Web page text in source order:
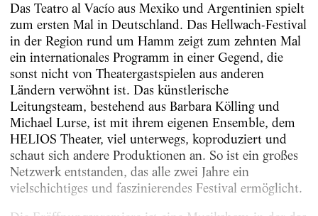
Das Teatro al Vacío aus Mexiko und Argentinien spielt
zum ersten Mal in Deutschland. Das Hellwach-Festival
in der Region rund um Hamm zeigt zum zehnten Mal
ein internationales Programm in einer Gegend, die
sonst nicht von Theatergastspielen aus anderen
Ländern verwöhnt ist. Das künstlerische
Leitungsteam, bestehend aus Barbara Kölling und
Michael Lurse, ist mit ihrem eigenen Ensemble, dem
HELIOS Theater, viel unterwegs, koproduziert und
schaut sich andere Produktionen an. So ist ein großes
Netzwerk entstanden, das alle zwei Jahre ein
vielschichtiges und faszinierendes Festival ermöglicht.